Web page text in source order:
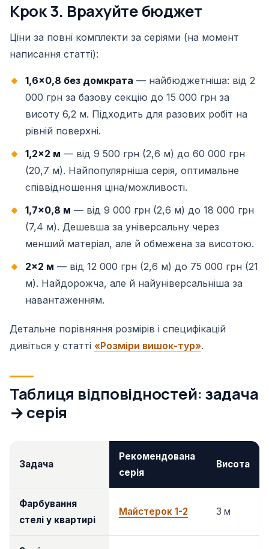
Крок 3. Врахуйте бюджет
Ціни за повні комплекти за серіями (на момент
написання статті):
1,6×0,8 без домкрата — найбюджетніша: від 2
000 грн за базову секцію до 15 000 грн за
висоту 6,2 м. Підходить для разових робіт на
рівній поверхні.
1,2×2 м — від 9 500 грн (2,6 м) до 60 000 грн
(20,7 м). Найпопулярніша серія, оптимальне
співвідношення ціна/можливості.
1,7×0,8 м — від 9 000 грн (2,6 м) до 18 000 грн
(7,4 м). Дешевша за універсальну через
менший матеріал, але й обмежена за висотою.
2×2 м — від 12 000 грн (2,6 м) до 75 000 грн (21
м). Найдорожча, але й найуніверсальніша за
навантаженням.
Детальне порівняння розмірів і специфікацій
дивіться у статті «Розміри вишок-тур».
Таблиця відповідностей: задача
→ серія
Задача
Рекомендована
серія
Висота
Фарбування
стелі у квартирі
Майстерок 1-2 3 м